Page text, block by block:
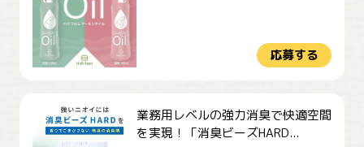
応募する
業務用レベルの強力消臭で快適空間
を実現！「消臭ビーズHARD...